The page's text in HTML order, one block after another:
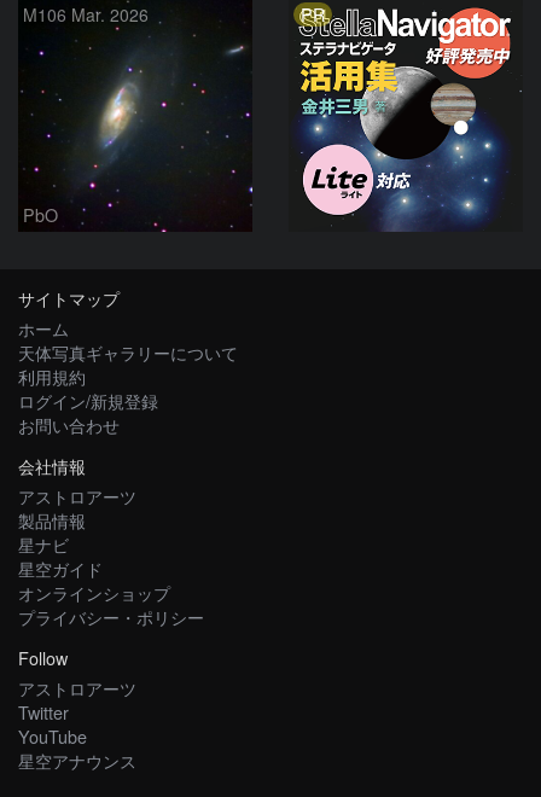
M106 Mar. 2026
PbO
PR
サイトマップ
ホーム
天体写真ギャラリーについて
利用規約
ログイン/新規登録
お問い合わせ
会社情報
アストロアーツ
製品情報
星ナビ
星空ガイド
オンラインショップ
プライバシー・ポリシー
Follow
アストロアーツ
Twitter
YouTube
星空アナウンス